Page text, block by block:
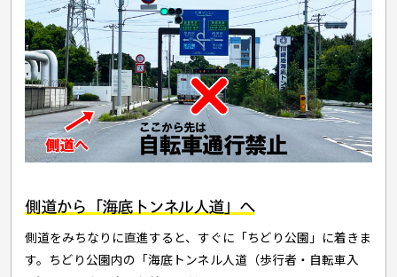
側道から「海底トンネル人道」へ
側道をみちなりに直進すると、すぐに「ちどり公園」に着きま
す。ちどり公園内の「海底トンネル人道（歩行者・自転車入